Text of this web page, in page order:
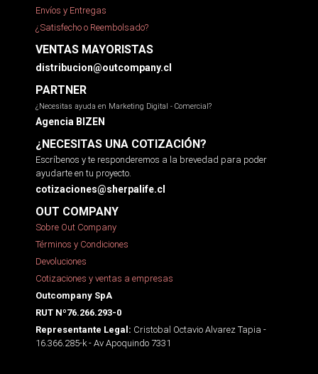
Envíos y Entregas
¿Satisfecho o Reembolsado?
VENTAS MAYORISTAS
distribucion@outcompany.cl
PARTNER
¿Necesitas ayuda en Marketing Digital - Comercial?
Agencia BIZEN
¿NECESITAS UNA COTIZACIÓN?
Escríbenos y te responderemos a la brevedad para poder
ayudarte en tu proyecto.
cotizaciones@sherpalife.cl
OUT COMPANY
Sobre Out Company
Términos y Condiciones
Devoluciones
Cotizaciones y ventas a empresas
Outcompany SpA
RUT Nº76.266.293-0
Representante Legal: Cristobal Octavio Alvarez Tapia -
16.366.285-k - Av Apoquindo 7331